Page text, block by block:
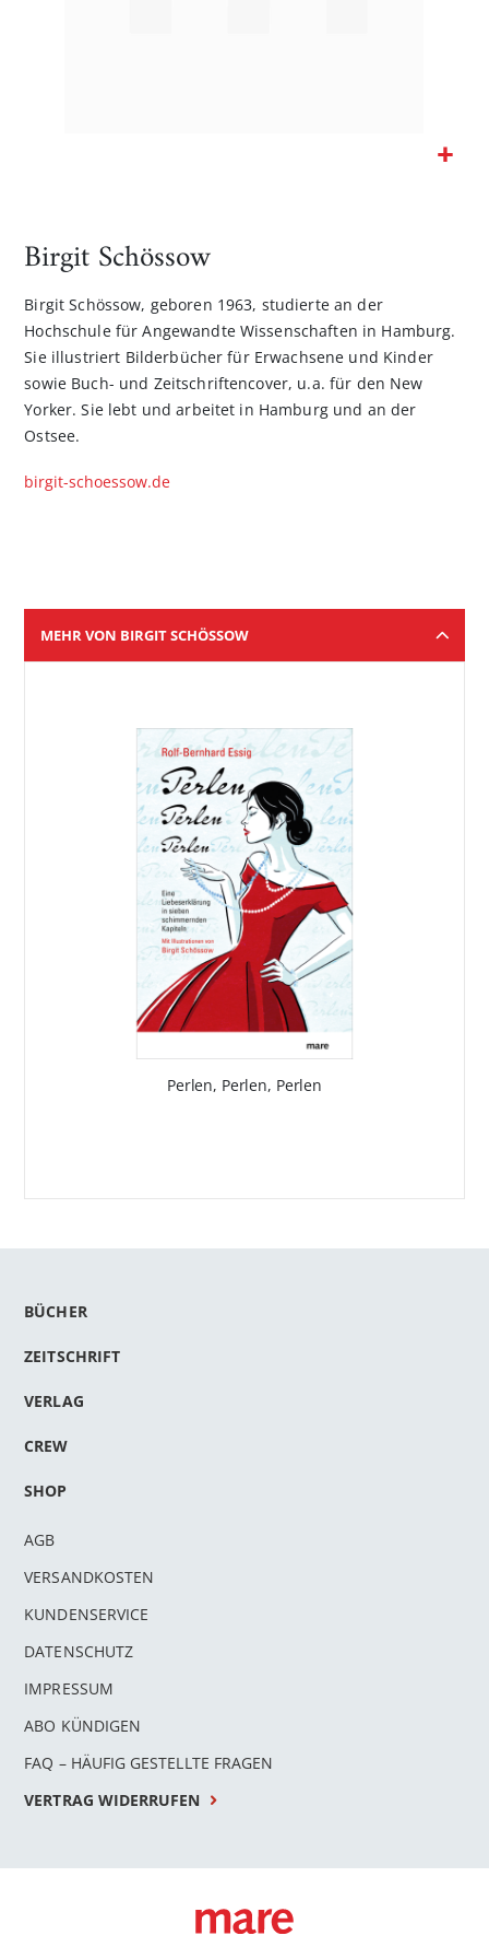
Bildgalerie
Birgit Schössow
Birgit Schössow, geboren 1963, studierte an der
Hochschule für Angewandte Wissenschaften in Hamburg.
Sie illustriert Bilderbücher für Erwachsene und Kinder
sowie Buch- und Zeitschriftencover, u.a. für den New
Yorker. Sie lebt und arbeitet in Hamburg und an der
Ostsee.
birgit-schoessow.de
MEHR VON BIRGIT SCHÖSSOW
Perlen, Perlen, Perlen
BÜCHER
ZEITSCHRIFT
VERLAG
CREW
SHOP
AGB
VERSANDKOSTEN
KUNDENSERVICE
DATENSCHUTZ
IMPRESSUM
ABO KÜNDIGEN
FAQ – HÄUFIG GESTELLTE FRAGEN
VERTRAG WIDERRUFEN